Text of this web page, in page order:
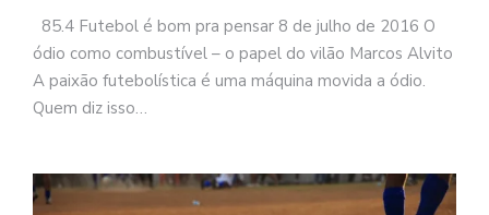
85.4 Futebol é bom pra pensar 8 de julho de 2016 O
ódio como combustível – o papel do vilão Marcos Alvito
A paixão futebolística é uma máquina movida a ódio.
Quem diz isso…